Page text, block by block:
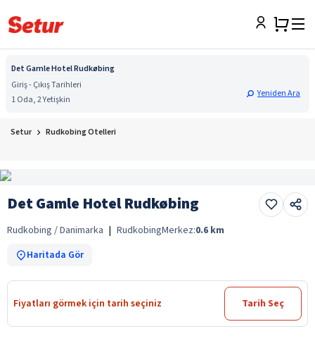
Det Gamle Hotel Rudkøbing
Giriş - Çıkış Tarihleri
1 Oda, 2 Yetişkin
Yeniden Ara
Setur Rudkobing Otelleri
Det Gamle Hotel Rudkøbing
Rudkobing / Danimarka | RudkobingMerkez:0.6 km
Haritada Gör
Fiyatları görmek için tarih seçiniz Tarih Seç